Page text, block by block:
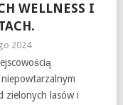
WELLNESS I
2024
zielonych lasów i